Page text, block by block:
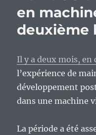
Lotus-
1-
2-
la
killer
app
qui
a
PC
en
deuxième
Il y a deux mois, en
l’expérience de
développement
dans une machine
La période a été